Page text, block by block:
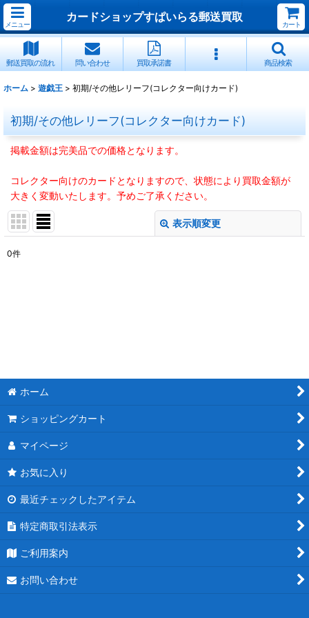
メニュー
カードショップすぱいらる郵送買取
カート
郵送買取の流れ 問い合わせ 買取承諾書 商品検索
ホーム > 遊戯王 > 初期/その他レリーフ(コレクター向けカード)
初期/その他レリーフ(コレクター向けカード)
掲載金額は完美品での価格となります。
コレクター向けのカードとなりますので、状態により買取金額が
大きく変動いたします。予めご了承ください。
表示順変更
0件
ホーム
ショッピングカート
マイページ
お気に入り
最近チェックしたアイテム
特定商取引法表示
ご利用案内
お問い合わせ